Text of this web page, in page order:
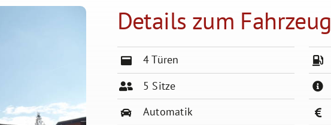
Details zum Fahrzeug
4 Türen
5 Sitze
Automatik